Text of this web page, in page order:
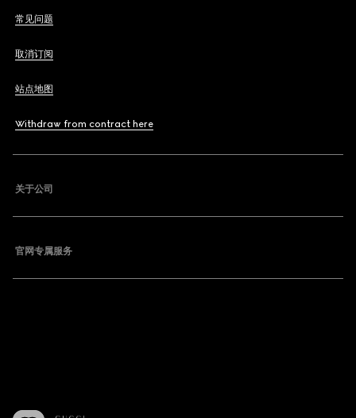
常见问题
取消订阅
站点地图
Withdraw from contract here
关于公司
官网专属服务